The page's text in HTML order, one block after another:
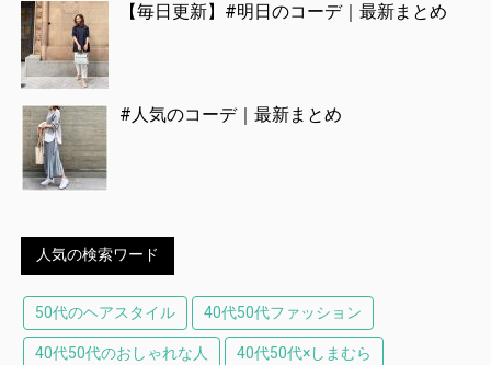
【毎日更新】#明日のコーデ｜最新まとめ
#人気のコーデ｜最新まとめ
人気の検索ワード
50代のヘアスタイル 40代50代ファッション
40代50代のおしゃれな人 40代50代×しまむら